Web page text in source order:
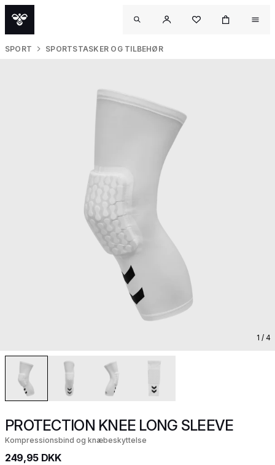
SPORT SPORTSTASKER OG TILBEHØR
1 / 4
PROTECTION KNEE LONG SLEEVE
Kompressionsbind og knæbeskyttelse
249,95 DKK